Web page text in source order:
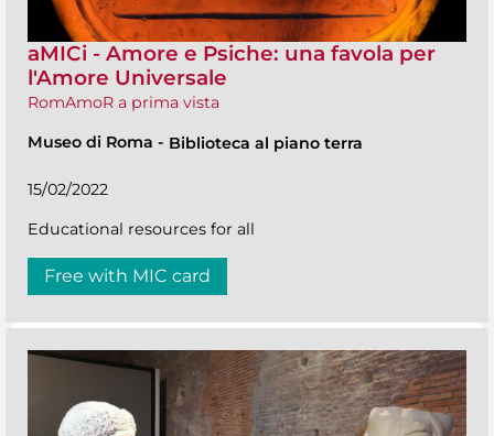
aMICi - Amore e Psiche: una favola per
l'Amore Universale
RomAmoR a prima vista
Museo di Roma - Biblioteca al piano terra
15/02/2022
Educational resources for all
Free with MIC card